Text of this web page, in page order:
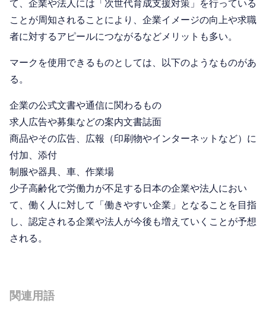
て、企業や法人には「次世代育成支援対策」を行っている
ことが周知されることにより、企業イメージの向上や求職
者に対するアピールにつながるなどメリットも多い。
マークを使用できるものとしては、以下のようなものがあ
る。
企業の公式文書や通信に関わるもの
求人広告や募集などの案内文書誌面
商品やその広告、広報（印刷物やインターネットなど）に
付加、添付
制服や器具、車、作業場
少子高齢化で労働力が不足する日本の企業や法人におい
て、働く人に対して「働きやすい企業」となることを目指
し、認定される企業や法人が今後も増えていくことが予想
される。
関連用語